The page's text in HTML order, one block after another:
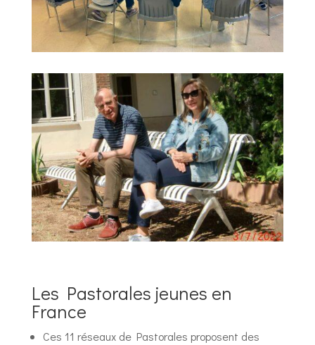
Les Pastorales jeunes en
France
Ces 11 réseaux de Pastorales proposent des